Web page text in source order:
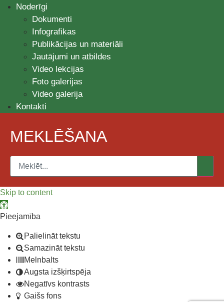
Noderīgi
Dokumenti
Infografikas
Publikācijas un materiāli
Jautājumi un atbildes
Video lekcijas
Foto galerijas
Video galerija
Kontakti
MEKLĒŠANA
Skip to content
Open toolbar
Pieejamība
Palielināt tekstu
Samazināt tekstu
Melnbalts
Augsta izšķirtspēja
Negatīvs kontrasts
Gaišs fons